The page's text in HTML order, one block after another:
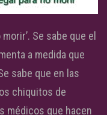
Se sabe que el
a medida que
sabe que en las
chiquitos de
médicos que hacen